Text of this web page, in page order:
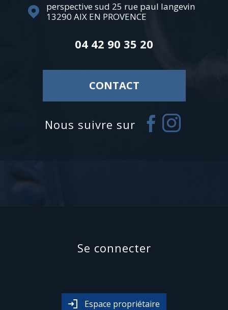
perspective sud 25 rue paul langevin
13290 AIX EN PROVENCE
04 42 90 35 20
CONTACT
nous suivre sur
se connecter
Espace propriétaire